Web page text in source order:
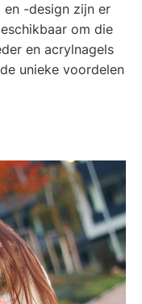
en -design zijn er
om die
en acrylnagels
unieke voordelen